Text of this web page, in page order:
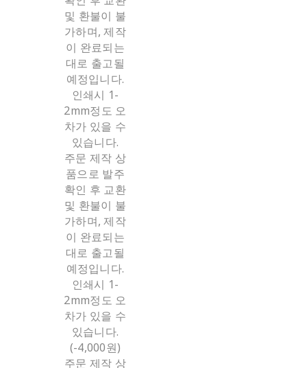
및 환불이 불
가하며, 제작
이 완료되는
대로 출고될
예정입니다.
인쇄시 1-
2mm정도 오
차가 있을 수
있습니다.
주문 제작 상
품으로 발주
확인 후 교환
및 환불이 불
가하며, 제작
이 완료되는
대로 출고될
예정입니다.
인쇄시 1-
2mm정도 오
차가 있을 수
있습니다.
(-4,000원)
주문 제작 상